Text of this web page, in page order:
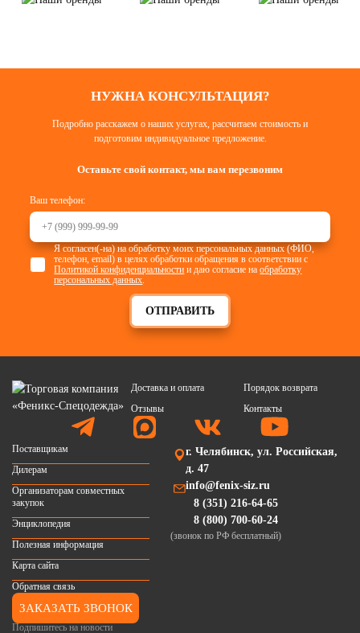
НУЖНА КОНСУЛЬТАЦИЯ?
Подробно расскажем о наших услугах, рассчитаем стоимость и
подготовим индивидуальное предложение.
Оставьте свой контакт, мы вам перезвоним
Ваш телефон:
ОТПРАВИТЬ
Я согласен(-на) на обработку моих персональных данных (ФИО,
телефон, email) в целях обработки обращения в соответствии с
Политикой конфиденциальности и даю согласие наобработку
персональных данных
Доставка и оплата
Порядок возврата
Отзывы
Контакты
Подпишитесь на новости
Поставщикам
Дилерам
Организаторам совместных
закупок
Энциклопедия
Полезная информация
Карта сайта
Обратная связь
г. Челябинск, ул. Российская,
д. 47
info@fenix-siz.ru
8 (351) 216-64-65
8 (800) 700-60-24
(звонок по РФ бесплатный)
ЗАКАЗАТЬ ЗВОНОК